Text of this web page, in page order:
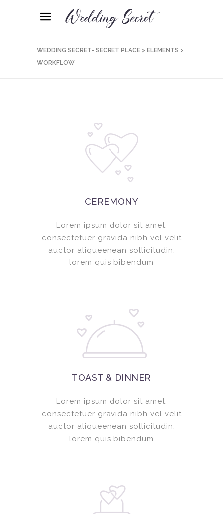
WEDDING SECRET- SECRET PLACE > ELEMENTS >
WORKFLOW
CEREMONY
Lorem ipsum dolor sit amet,
consectetuer gravida nibh vel velit
auctor aliqueenean sollicitudin,
lorem quis bibendum
TOAST & DINNER
Lorem ipsum dolor sit amet,
consectetuer gravida nibh vel velit
auctor aliqueenean sollicitudin,
lorem quis bibendum